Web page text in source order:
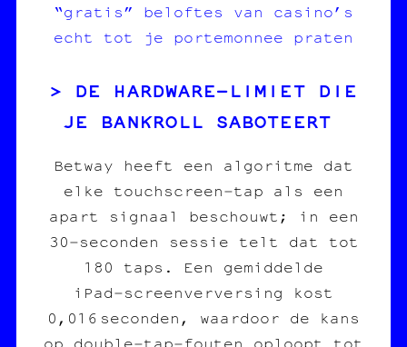
“gratis” beloftes van casino’s
echt tot je portemonnee praten
DE HARDWARE‑LIMIET DIE
JE BANKROLL SABOTEERT
Betway heeft een algoritme dat
elke touchscreen‑tap als een
apart signaal beschouwt; in een
30‑seconden sessie telt dat tot
180 taps. Een gemiddelde
iPad‑screenverversing kost
0,016 seconden, waardoor de kans
op double‑tap‑fouten oploopt tot